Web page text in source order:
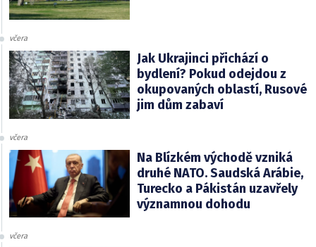
včera
Jak Ukrajinci přichází o
bydlení? Pokud odejdou z
okupovaných oblastí, Rusové
jim dům zabaví
včera
Na Blízkém východě vzniká
druhé NATO. Saudská Arábie,
Turecko a Pákistán uzavřely
významnou dohodu
včera